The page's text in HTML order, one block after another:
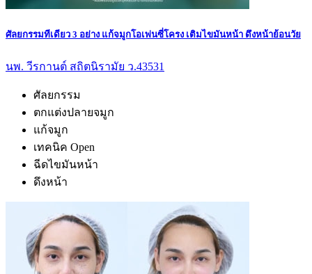
ศัลยกรรมทีเดียว 3 อย่าง แก้จมูกโอเพ่นซี่โครง เติมไขมันหน้า ดึงหน้าย้อนวัย
นพ. วีรกานต์ สถิตนิรามัย ว.43531
ศัลยกรรม
ตกแต่งปลายจมูก
แก้จมูก
เทคนิค Open
ฉีดไขมันหน้า
ดึงหน้า